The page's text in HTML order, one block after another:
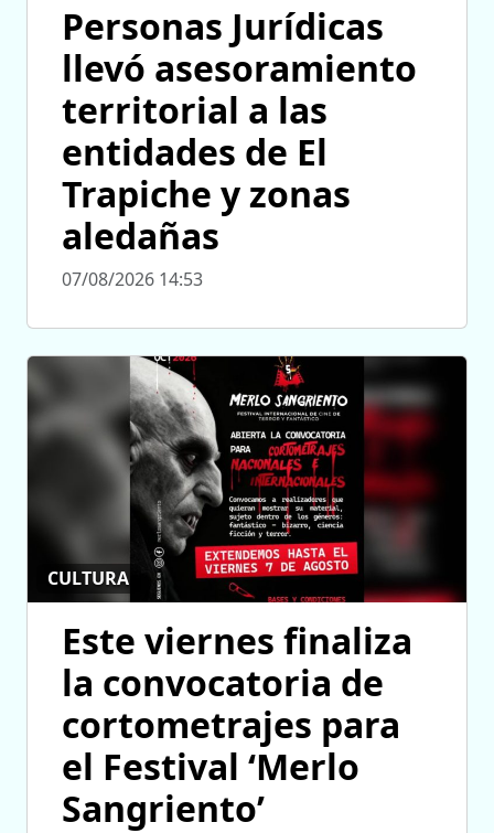
Personas Jurídicas
llevó asesoramiento
territorial a las
entidades de El
Trapiche y zonas
aledañas
07/08/2026 14:53
CULTURA
Este viernes finaliza
la convocatoria de
cortometrajes para
el Festival ‘Merlo
Sangriento’